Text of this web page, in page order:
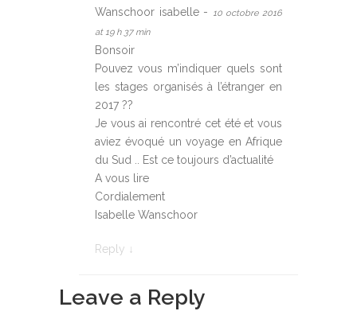
Wanschoor isabelle -
10 octobre 2016
at 19 h 37 min
Bonsoir
Pouvez vous m’indiquer quels sont
les stages organisés à l’étranger en
2017 ??
Je vous ai rencontré cet été et vous
aviez évoqué un voyage en Afrique
du Sud .. Est ce toujours d’actualité
A vous lire
Cordialement
Isabelle Wanschoor
Reply ↓
Leave a Reply